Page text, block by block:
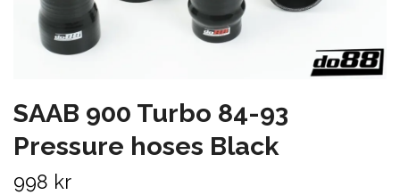
SAAB 900 Turbo 84-93
Pressure hoses Black
998 kr